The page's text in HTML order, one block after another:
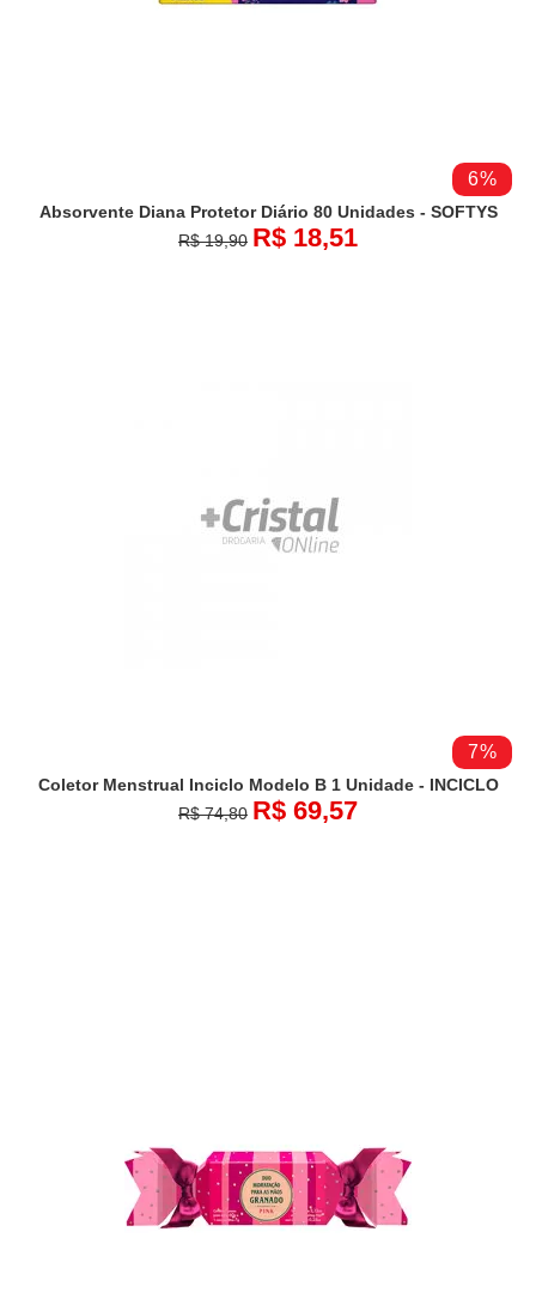
6%
Absorvente Diana Protetor Diário 80 Unidades - SOFTYS
R$ 19,90 R$ 18,51
7%
Coletor Menstrual Inciclo Modelo B 1 Unidade - INCICLO
R$ 74,80 R$ 69,57